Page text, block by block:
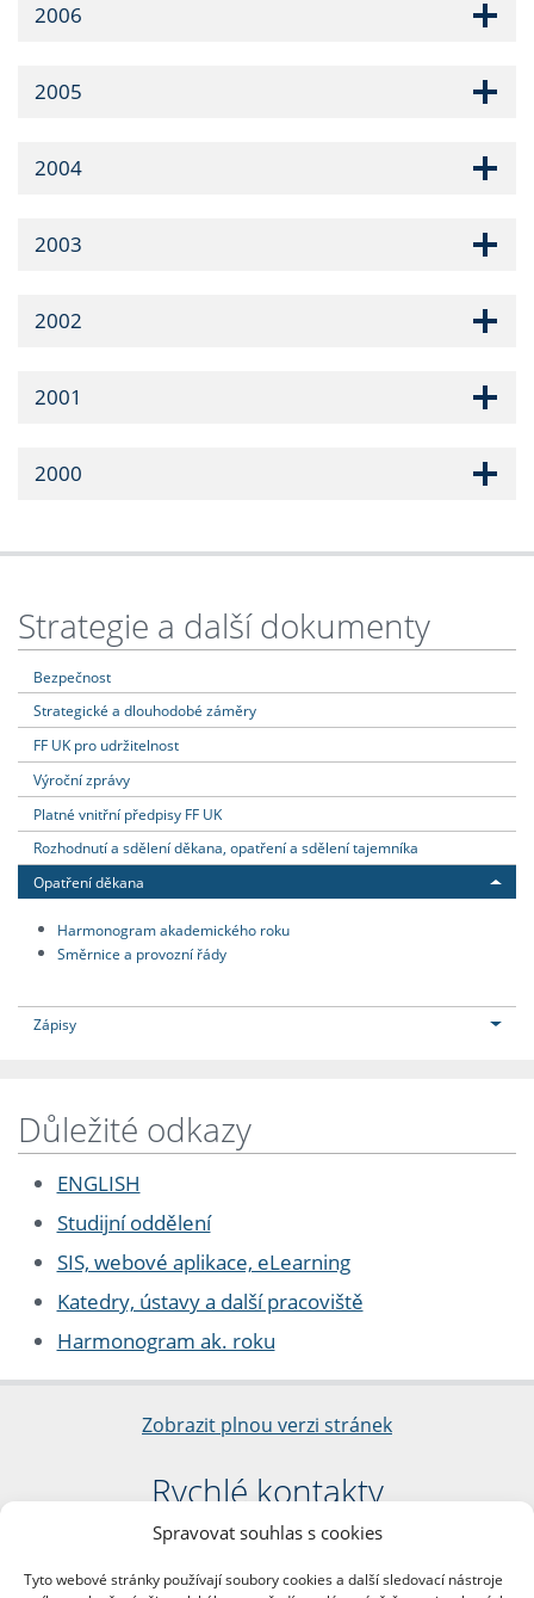
Spravovat souhlas s cookies
Tyto webové stránky používají soubory cookies a další sledovací nástroje
2006
2005
2004
2003
2002
2001
2000
Strategie a další dokumenty
Bezpečnost
Strategické a dlouhodobé záměry
FF UK pro udržitelnost
Výroční zprávy
Platné vnitřní předpisy FF UK
Rozhodnutí a sdělení děkana, opatření a sdělení tajemníka
Opatření děkana
Harmonogram akademického roku
Směrnice a provozní řády
Zápisy
Důležité odkazy
ENGLISH
Studijní oddělení
SIS, webové aplikace, eLearning
Katedry, ústavy a další pracoviště
Harmonogram ak. roku
Zobrazit plnou verzi stránek
Rychlé kontakty
Filozofická fakulta
nám. Jana Palacha 1/2